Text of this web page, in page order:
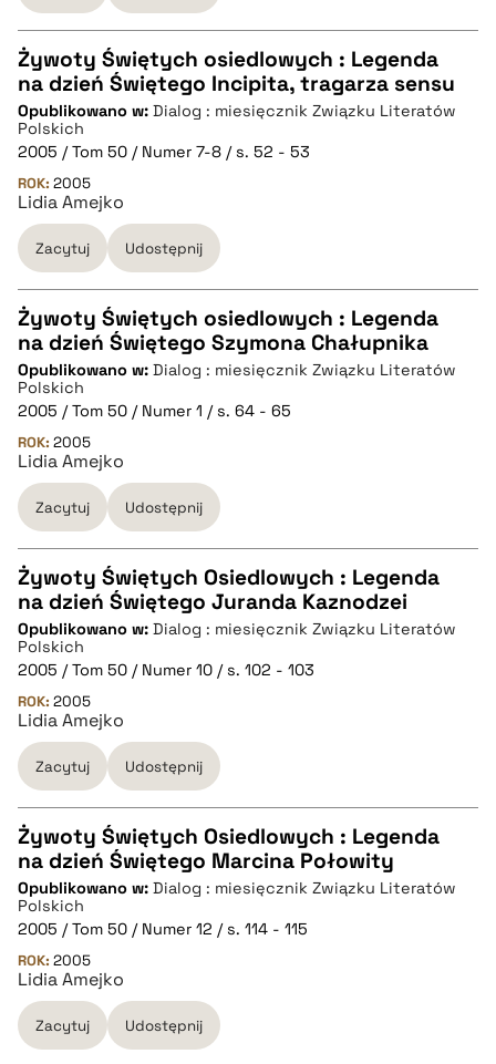
pobierz cytat
CZYSTY TEKST
pobierz cytat
BIBTEX
pobierz cytat
Żywoty Świętych osiedlowych : Legenda
na dzień Świętego Incipita, tragarza sensu
Opublikowano w: Dialog : miesięcznik Związku Literatów
Polskich
2005 / Tom 50 / Numer 7-8 / s. 52 - 53
ROK: 2005
Lidia Amejko
Zacytuj Udostępnij
CZYSTY TEKST
pobierz cytat
BIBTEX
pobierz cytat
Żywoty Świętych osiedlowych : Legenda
na dzień Świętego Szymona Chałupnika
Opublikowano w: Dialog : miesięcznik Związku Literatów
Polskich
2005 / Tom 50 / Numer 1 / s. 64 - 65
ROK: 2005
Lidia Amejko
Zacytuj Udostępnij
CZYSTY TEKST
pobierz cytat
BIBTEX
pobierz cytat
Żywoty Świętych Osiedlowych : Legenda
na dzień Świętego Juranda Kaznodzei
Opublikowano w: Dialog : miesięcznik Związku Literatów
Polskich
2005 / Tom 50 / Numer 10 / s. 102 - 103
ROK: 2005
Lidia Amejko
Zacytuj Udostępnij
CZYSTY TEKST
pobierz cytat
BIBTEX
Żywoty Świętych Osiedlowych : Legenda
na dzień Świętego Marcina Połowity
Opublikowano w: Dialog : miesięcznik Związku Literatów
Polskich
2005 / Tom 50 / Numer 12 / s. 114 - 115
ROK: 2005
Lidia Amejko
Zacytuj Udostępnij